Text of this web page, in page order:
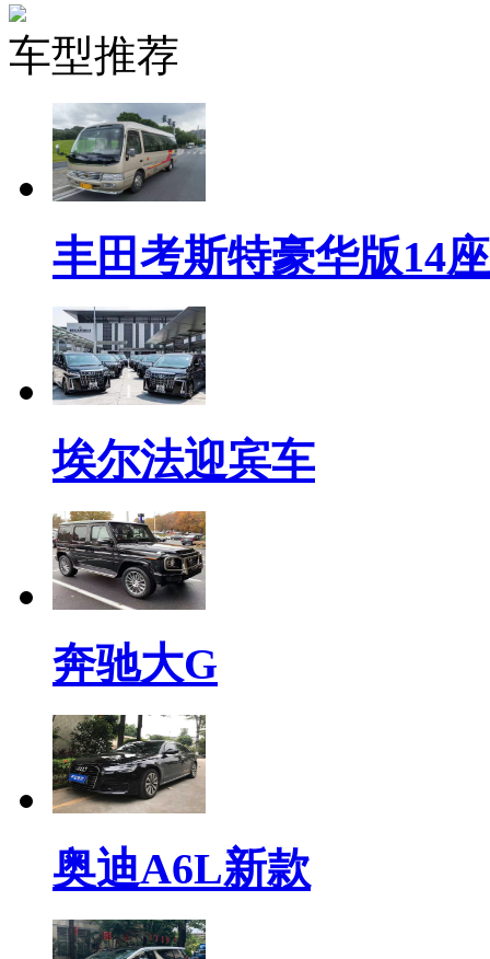
车型推荐
丰田考斯特豪华版14座
埃尔法迎宾车
奔驰大G
奥迪A6L新款